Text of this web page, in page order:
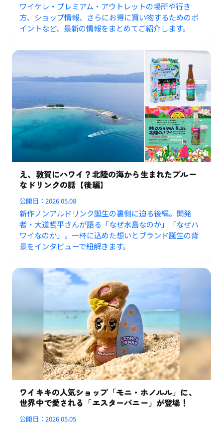
ワイケレ・プレミアム・アウトレットの場所や行き
方、ショップ情報、さらにお得に買い物するためのポ
イントなど、最新の情報をまとめてご紹介します。
え、敦賀にハワイ？北陸の海から生まれたブルー
なドリンクの話【後編】
公開日：2026.05.08
新作ノンアルドリンク誕生の裏側に迫る後編。開発
者・大道哲平さんが語る「なぜ水島なのか」「なぜハ
ワイなのか」。一杯に込めた想いとブランド誕生の背
景をインタビューで紐解きます。
ワイキキの人気ショップ「モニ・ホノルル」に、
世界中で愛される「エスターバニー」が登場！
公開日：2026.05.05